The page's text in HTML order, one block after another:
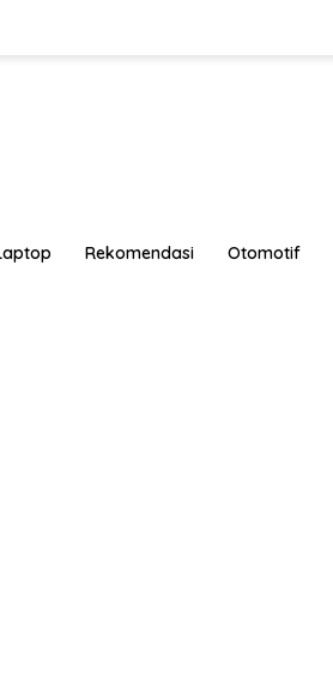
Rekomendasi Otomotif